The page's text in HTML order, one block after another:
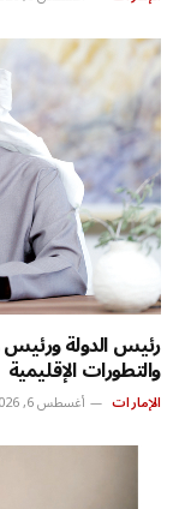
رئيس الدولة ورئيس
والتطورات الإقليمية
الإمارات أغسطس 6, 2026